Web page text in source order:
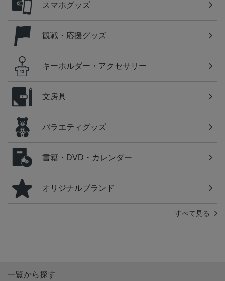
スマホグッズ
観戦・応援グッズ
キーホルダー・アクセサリー
文房具
バラエティグッズ
書籍・DVD・カレンダー
オリジナルブランド
すべて見る
一覧から探す